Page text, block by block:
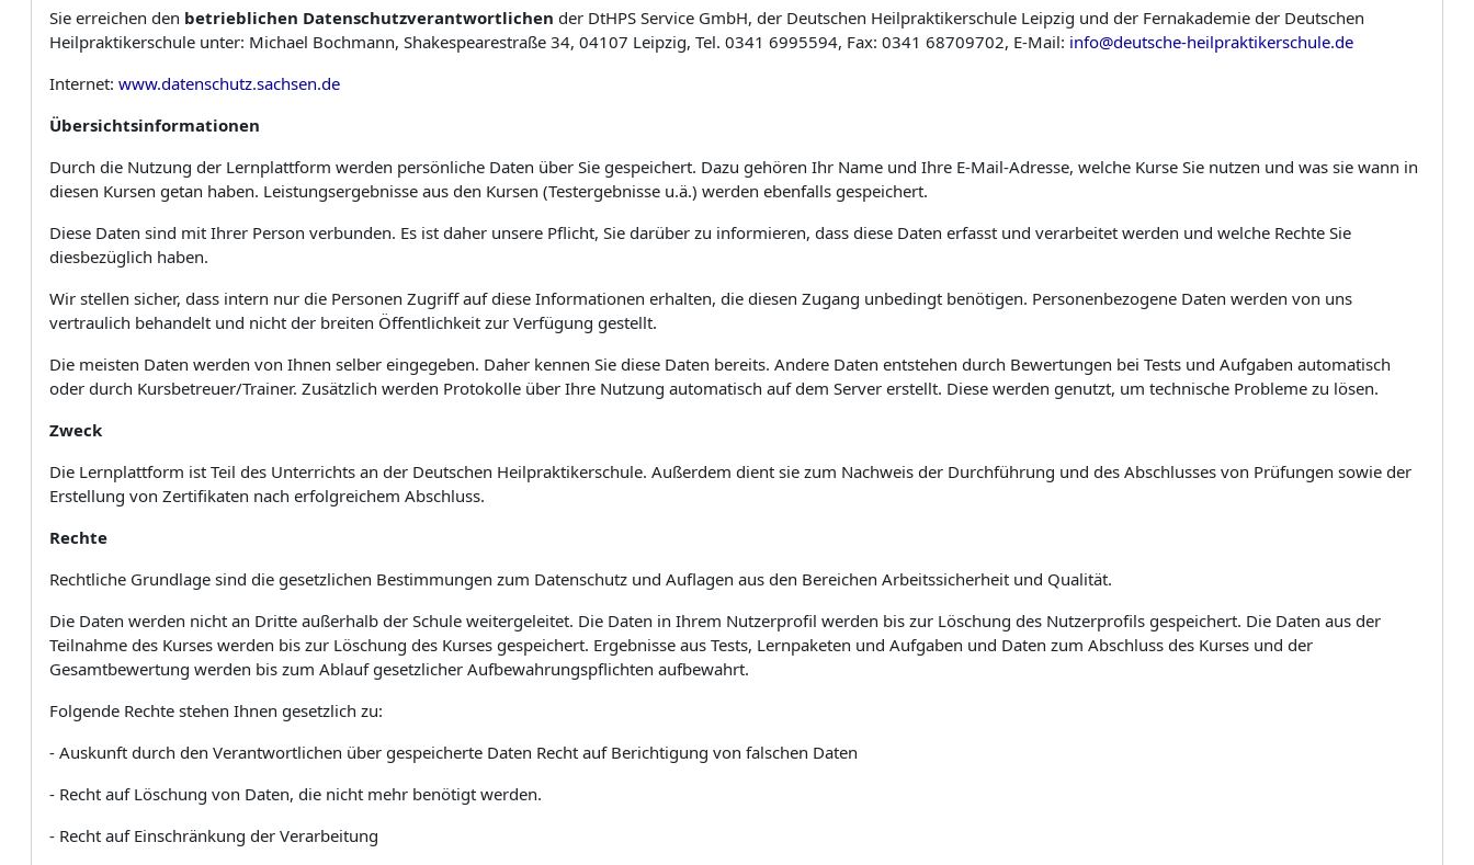
Sie erreichen den betrieblichen Datenschutzverantwortlichen der DtHPS Service GmbH, der Deutschen Heilpraktikerschule Leipzig und der Fernakademie der Deutschen
Heilpraktikerschule unter: Michael Bochmann, Shakespearestraße 34, 04107 Leipzig, Tel. 0341 6995594, Fax: 0341 68709702, E-Mail: info@deutsche-heilpraktikerschule.de
Internet: www.datenschutz.sachsen.de
Übersichtsinformationen
Durch die Nutzung der Lernplattform werden persönliche Daten über Sie gespeichert. Dazu gehören Ihr Name und Ihre E-Mail-Adresse, welche Kurse Sie nutzen und was sie wann in
diesen Kursen getan haben. Leistungsergebnisse aus den Kursen (Testergebnisse u.ä.) werden ebenfalls gespeichert.
Diese Daten sind mit Ihrer Person verbunden. Es ist daher unsere Pflicht, Sie darüber zu informieren, dass diese Daten erfasst und verarbeitet werden und welche Rechte Sie
diesbezüglich haben.
Wir stellen sicher, dass intern nur die Personen Zugriff auf diese Informationen erhalten, die diesen Zugang unbedingt benötigen. Personenbezogene Daten werden von uns
vertraulich behandelt und nicht der breiten Öffentlichkeit zur Verfügung gestellt.
Die meisten Daten werden von Ihnen selber eingegeben. Daher kennen Sie diese Daten bereits. Andere Daten entstehen durch Bewertungen bei Tests und Aufgaben automatisch
oder durch Kursbetreuer/Trainer. Zusätzlich werden Protokolle über Ihre Nutzung automatisch auf dem Server erstellt. Diese werden genutzt, um technische Probleme zu lösen.
Zweck
Die Lernplattform ist Teil des Unterrichts an der Deutschen Heilpraktikerschule. Außerdem dient sie zum Nachweis der Durchführung und des Abschlusses von Prüfungen sowie der
Erstellung von Zertifikaten nach erfolgreichem Abschluss.
Rechte
Rechtliche Grundlage sind die gesetzlichen Bestimmungen zum Datenschutz und Auflagen aus den Bereichen Arbeitssicherheit und Qualität.
Die Daten werden nicht an Dritte außerhalb der Schule weitergeleitet. Die Daten in Ihrem Nutzerprofil werden bis zur Löschung des Nutzerprofils gespeichert. Die Daten aus der
Teilnahme des Kurses werden bis zur Löschung des Kurses gespeichert. Ergebnisse aus Tests, Lernpaketen und Aufgaben und Daten zum Abschluss des Kurses und der
Gesamtbewertung werden bis zum Ablauf gesetzlicher Aufbewahrungspflichten aufbewahrt.
Folgende Rechte stehen Ihnen gesetzlich zu:
- Auskunft durch den Verantwortlichen über gespeicherte Daten Recht auf Berichtigung von falschen Daten
- Recht auf Löschung von Daten, die nicht mehr benötigt werden.
- Recht auf Einschränkung der Verarbeitung